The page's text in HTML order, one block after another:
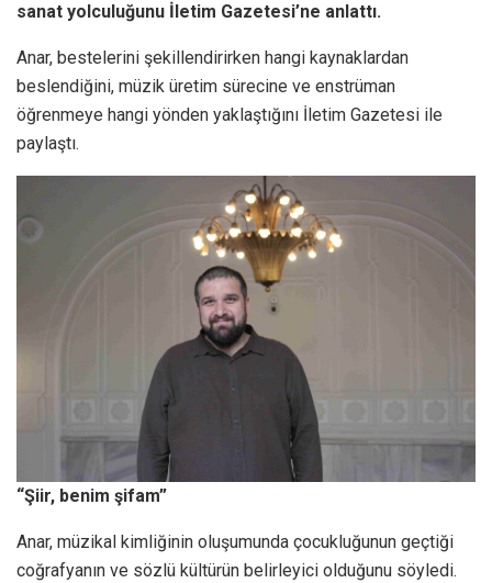
sanat yolculuğunu İletim Gazetesi’ne anlattı.
Anar, bestelerini şekillendirirken hangi kaynaklardan
beslendiğini, müzik üretim sürecine ve enstrüman
öğrenmeye hangi yönden yaklaştığını İletim Gazetesi ile
paylaştı.
“Şiir, benim şifam”
Anar, müzikal kimliğinin oluşumunda çocukluğunun geçtiği
coğrafyanın ve sözlü kültürün belirleyici olduğunu söyledi.